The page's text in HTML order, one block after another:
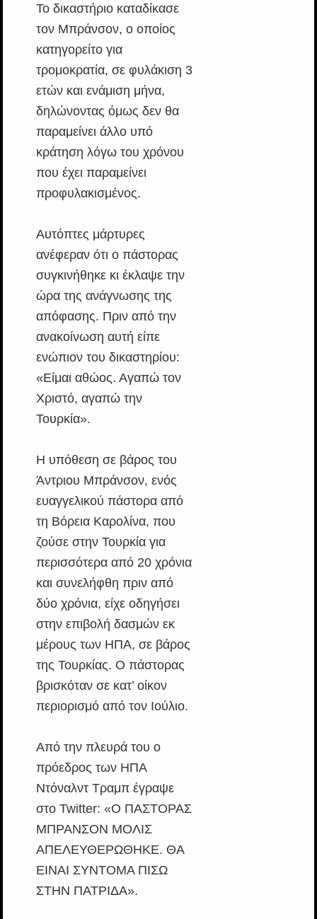
Το δικαστήριο καταδίκασε
τον Μπράνσον, ο οποίος
κατηγορείτο για
τρομοκρατία, σε φυλάκιση 3
ετών και ενάμιση μήνα,
δηλώνοντας όμως δεν θα
παραμείνει άλλο υπό
κράτηση λόγω του χρόνου
που έχει παραμείνει
προφυλακισμένος.
Αυτόπτες μάρτυρες
ανέφεραν ότι ο πάστορας
συγκινήθηκε κι έκλαψε την
ώρα της ανάγνωσης της
απόφασης. Πριν από την
ανακοίνωση αυτή είπε
ενώπιον του δικαστηρίου:
«Είμαι αθώος. Αγαπώ τον
Χριστό, αγαπώ την
Τουρκία».
Η υπόθεση σε βάρος του
Άντριου Μπράνσον, ενός
ευαγγελικού πάστορα από
τη Βόρεια Καρολίνα, που
ζούσε στην Τουρκία για
περισσότερα από 20 χρόνια
και συνελήφθη πριν από
δύο χρόνια, είχε οδηγήσει
στην επιβολή δασμών εκ
μέρους των ΗΠΑ, σε βάρος
της Τουρκίας. Ο πάστορας
βρισκόταν σε κατ’ οίκον
περιορισμό από τον Ιούλιο.
Από την πλευρά του ο
πρόεδρος των ΗΠΑ
Ντόναλντ Τραμπ έγραψε
στο Twitter: «Ο ΠΑΣΤΟΡΑΣ
ΜΠΡΑΝΣΟΝ ΜΟΛΙΣ
ΑΠΕΛΕΥΘΕΡΩΘΗΚΕ. ΘΑ
ΕΙΝΑΙ ΣΥΝΤΟΜΑ ΠΙΣΩ
ΣΤΗΝ ΠΑΤΡΙΔΑ».